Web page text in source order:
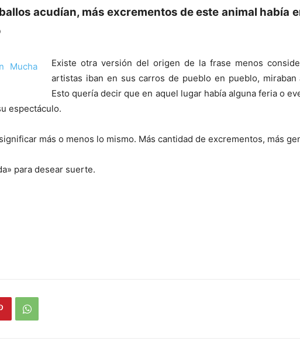
acudían, más excrementos de este animal había
Existe otra versión del origen de la frase menos
artistas iban en sus carros de pueblo en pueblo,
Esto quería decir que en aquel lugar había alguna feria o
espectáculo.
más o menos lo mismo. Más cantidad de excrementos, más
para desear suerte.